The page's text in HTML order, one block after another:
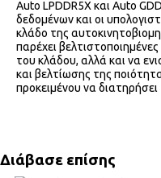
Auto LPDDR5X και Auto
δεδομένων και οι
κλάδο της
παρέχει
του κλάδου, αλλά και να
και βελτίωσης της
προκειμένου να
Διάβασε επίσης